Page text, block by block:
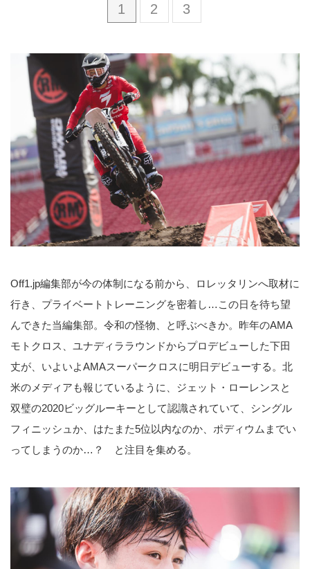
1 2 3
Off1.jp編集部が今の体制になる前から、ロレッタリンへ取材に
行き、プライベートトレーニングを密着し…この日を待ち望
んできた当編集部。令和の怪物、と呼ぶべきか。昨年のAMA
モトクロス、ユナディララウンドからプロデビューした下田
丈が、いよいよAMAスーパークロスに明日デビューする。北
米のメディアも報じているように、ジェット・ローレンスと
双璧の2020ビッグルーキーとして認識されていて、シングル
フィニッシュか、はたまた5位以内なのか、ポディウムまでい
ってしまうのか…？ と注目を集める。